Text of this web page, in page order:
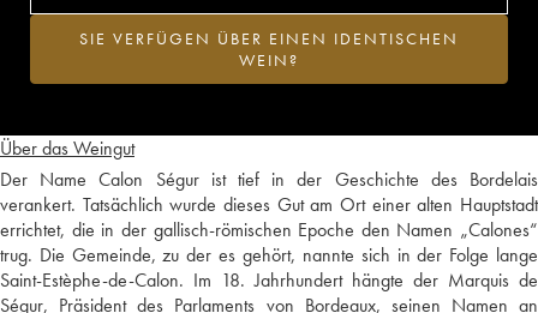
Über das Weingut
Der Name Calon Ségur ist tief in der Geschichte des Bordelais
verankert. Tatsächlich wurde dieses Gut am Ort einer alten Hauptstadt
errichtet, die in der gallisch-römischen Epoche den Namen „Calones“
trug. Die Gemeinde, zu der es gehört, nannte sich in der Folge lange
Saint-Estèphe-de-Calon. Im 18. Jahrhundert hängte der Marquis de
Ségur, Präsident des Parlaments von Bordeaux, seinen Namen an
SIE VERFÜGEN ÜBER EINEN IDENTISCHEN
WEIN?